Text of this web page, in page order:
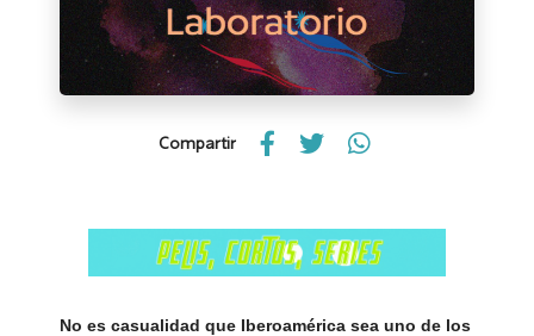
Compartir
No es casualidad que Iberoamérica sea uno de los